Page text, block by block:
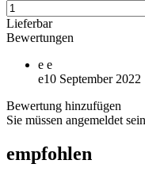
Lieferbar
Bewertungen
e e
e10 September 2022
Bewertung hinzufügen
Sie müssen angemeldet
empfohlen